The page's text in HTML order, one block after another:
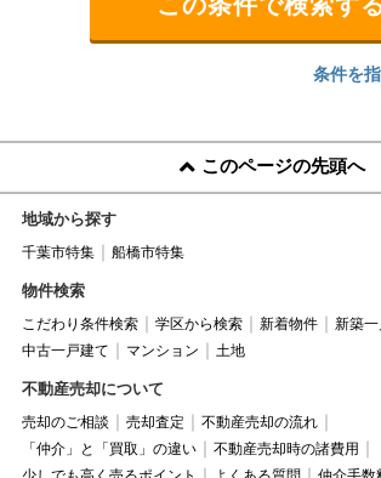
条件を
このページの先頭へ
地域から探す
千葉市特集 船橋市特集
物件検索
こだわり条件検索 学区から検索 新着物件
新築
中古一戸建て
マンション 土地
不動産売却について
売却のご相談 売却査定
不動産売却の流れ
「仲介」と「買取」の違い
不動産売却時の諸費用